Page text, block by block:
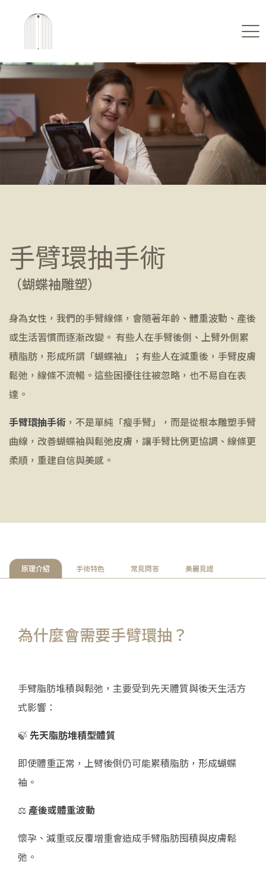
手臂環抽手術
（蝴蝶袖雕塑）
身為女性，我們的手臂線條，會隨著年齡、體重波動、產後
或生活習慣而逐漸改變。 有些人在手臂後側、上臂外側累
積脂肪，形成所謂「蝴蝶袖」；有些人在減重後，手臂皮膚
鬆弛，線條不流暢。這些困擾往往被忽略，也不易自在表
達。
手臂環抽手術 ，不是單純「瘦手臂」，而是從根本雕塑手臂
曲線，改善蝴蝶袖與鬆弛皮膚，讓手臂比例更協調、線條更
柔順，重建自信與美感。
原理介紹 手術特色 常見問答 美麗見證
為什麼會需要手臂環抽？
手臂脂肪堆積與鬆弛，主要受到先天體質與後天生活方
式影響：
🍃 先天脂肪堆積型體質
即使體重正常，上臂後側仍可能累積脂肪，形成蝴蝶
袖。
⚖ 產後或體重波動
懷孕、減重或反覆增重會造成手臂脂肪囤積與皮膚鬆
弛。